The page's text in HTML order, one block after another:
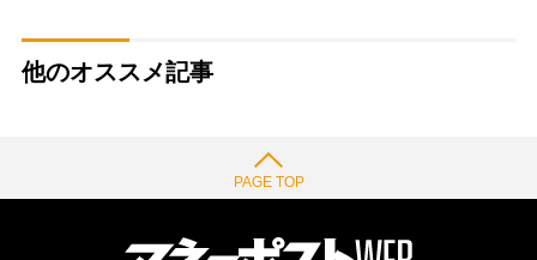
他のオススメ記事
PAGE TOP